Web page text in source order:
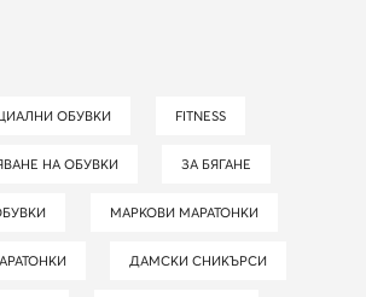
ОБУВКИ FITNESS
НА ОБУВКИ ЗА БЯГАНЕ
МАРКОВИ МАРАТОНКИ
ДАМСКИ СНИКЪРСИ